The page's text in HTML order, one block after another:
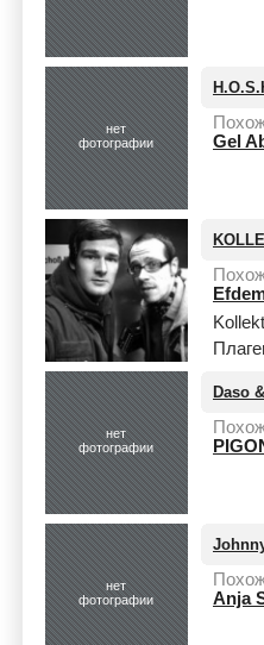
нет
фотографии
Gel
нет
фотографии
Daso
нет
фотографии
Anja